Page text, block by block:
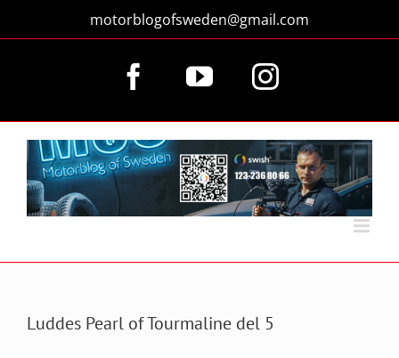
innehållet
motorblogofsweden@gmail.com
FacebookYouTubeInstagram
Luddes Pearl of Tourmaline del 5